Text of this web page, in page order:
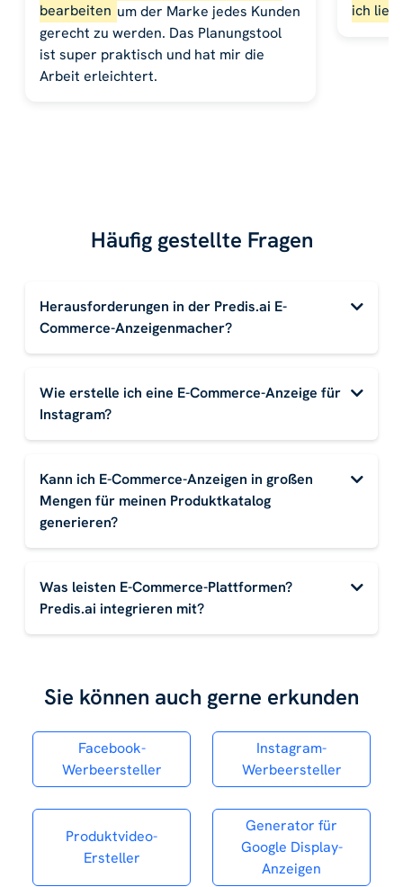
bearbeiten um der Marke jedes Kunden
gerecht zu werden. Das Planungstool
ist super praktisch und hat mir die
Arbeit erleichtert.
ich
Häufig gestellte Fragen
Herausforderungen in der Predis.ai E-
Commerce-Anzeigenmacher?
Wie erstelle ich eine E-Commerce-Anzeige für
Instagram?
Kann ich E-Commerce-Anzeigen in großen
Mengen für meinen Produktkatalog
generieren?
Was leisten E-Commerce-Plattformen?
Predis.ai integrieren mit?
Sie können auch gerne erkunden
Facebook-
Werbeersteller
Instagram-
Werbeersteller
Produktvideo-
Ersteller
Generator für
Google Display-
Anzeigen